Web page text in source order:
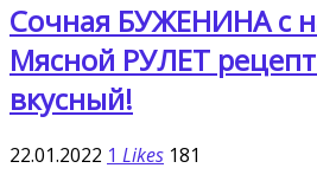
Сочная БУЖЕНИНА с
Мясной РУЛЕТ
вкусный!
22.01.2022 1 Likes 181